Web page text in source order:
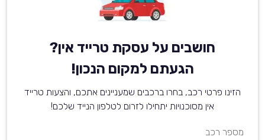
חושבים על עסקת טרייד אין?
הגעתם למקום הנכון!
הזינו פרטי רכב, בחרו ברכבים שמעניינים אתכם, והצעות טרייד
אין מסוכנויות יתחילו לזרום לטלפון הנייד שלכם!
מספר רכב